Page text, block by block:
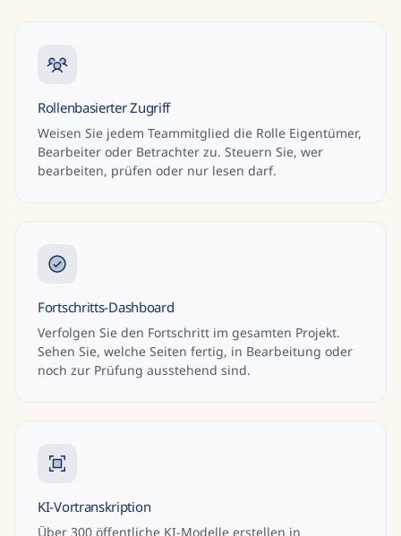
Rollenbasierter Zugriff
Weisen Sie jedem Teammitglied die Rolle Eigentümer,
Bearbeiter oder Betrachter zu. Steuern Sie, wer
bearbeiten, prüfen oder nur lesen darf.
Fortschritts-Dashboard
Verfolgen Sie den Fortschritt im gesamten Projekt.
Sehen Sie, welche Seiten fertig, in Bearbeitung oder
noch zur Prüfung ausstehend sind.
KI-Vortranskription
Über 300 öffentliche KI-Modelle erstellen in